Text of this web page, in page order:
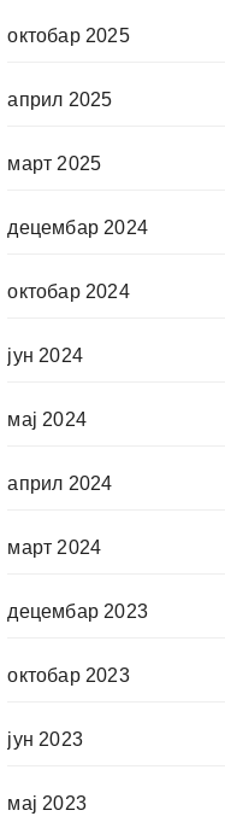
октобар 2025
април 2025
март 2025
децембар 2024
октобар 2024
јун 2024
мај 2024
април 2024
март 2024
децембар 2023
октобар 2023
јун 2023
мај 2023